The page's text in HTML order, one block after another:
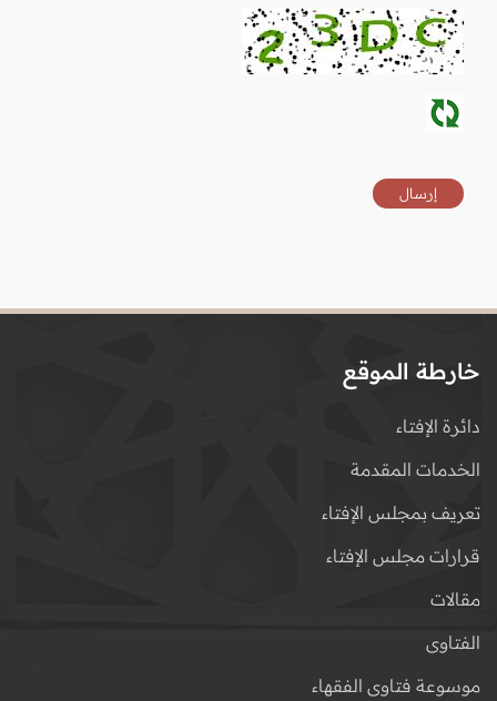
خارطة الموقع
دائرة الإفتاء
الخدمات المقدمة
تعريف بمجلس الإفتاء
قرارات مجلس الإفتاء
مقالات
الفتاوى
موسوعة فتاوى الفقهاء